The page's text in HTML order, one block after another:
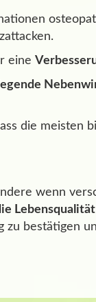
eine
die meisten
wenn
bestätigen